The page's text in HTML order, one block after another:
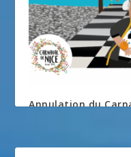
Annulation du